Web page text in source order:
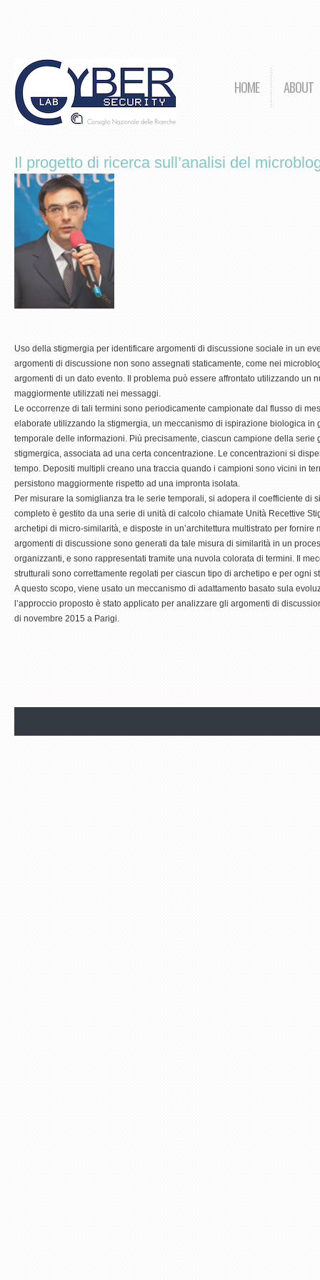
HOME ABOUT
Il progetto di ricerca sull’analisi del
Uso della stigmergia per identificare argomenti di discussione sociale in un
argomenti di discussione non sono assegnati staticamente, come nei
argomenti di un dato evento. Il problema può essere affrontato utilizzando un
maggiormente utilizzati nei messaggi.
Le occorrenze di tali termini sono periodicamente campionate dal flusso di
elaborate utilizzando la stigmergia, un meccanismo di ispirazione biologica
temporale delle informazioni. Più precisamente, ciascun campione della serie
stigmergica, associata ad una certa concentrazione. Le concentrazioni si
tempo. Depositi multipli creano una traccia quando i campioni sono vicini in
persistono maggiormente rispetto ad una impronta isolata.
Per misurare la somiglianza tra le serie temporali, si adopera il coefficiente di
completo è gestito da una serie di unità di calcolo chiamate Unità Recettive
archetipi di micro-similarità, e disposte in un’architettura multistrato per
argomenti di discussione sono generati da tale misura di similarità in un
organizzanti, e sono rappresentati tramite una nuvola colorata di termini. Il
strutturali sono correttamente regolati per ciascun tipo di archetipo e per ogni
A questo scopo, viene usato un meccanismo di adattamento basato sula
l’approccio proposto è stato applicato per analizzare gli argomenti di
di novembre 2015 a Parigi.